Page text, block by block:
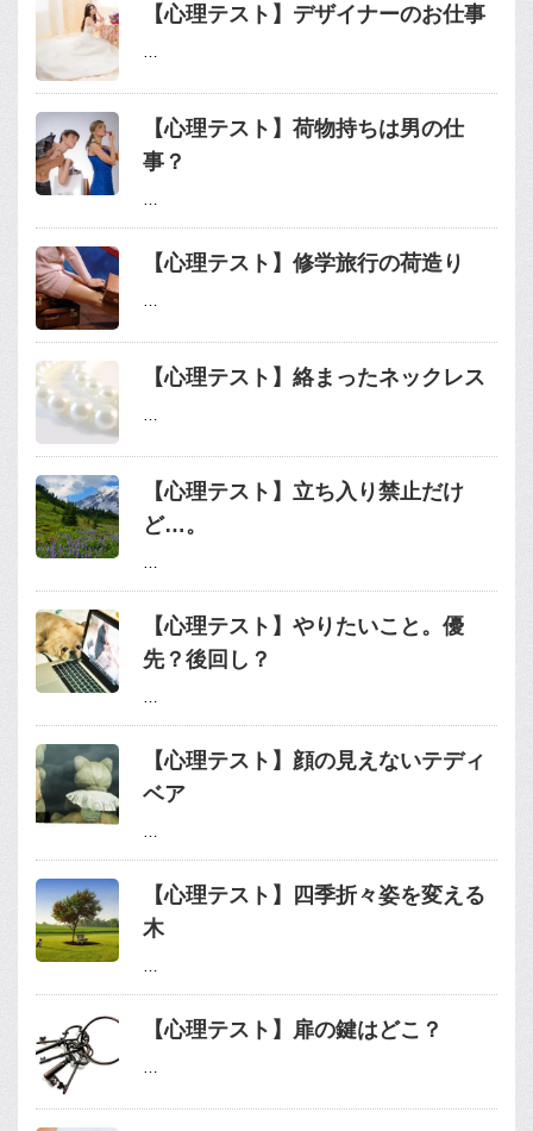
【心理テスト】デザイナーのお仕事
…
【心理テスト】荷物持ちは男の仕
事？
…
【心理テスト】修学旅行の荷造り
…
【心理テスト】絡まったネックレス
…
【心理テスト】立ち入り禁止だけ
ど…。
…
【心理テスト】やりたいこと。優
先？後回し？
…
【心理テスト】顔の見えないテディ
ベア
…
【心理テスト】四季折々姿を変える
木
…
【心理テスト】扉の鍵はどこ？
…